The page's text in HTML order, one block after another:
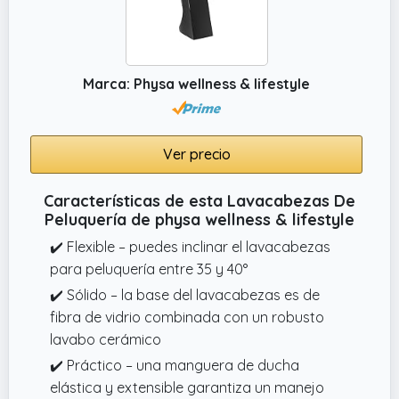
✔️ CUBA BASCULANTE DE CERÁMICA: Su cuba
de cerámica ajustable facilita el trabajo del
estilista, permitiendo encontrar la mejor
posición para cada cliente. Además, el
evacuación rápida del agua, manteniendo la
higiene y evitando obstrucciones.
Marca: Physa wellness & lifestyle
Ver precio
Características de esta Lavacabezas De
Peluquería de physa wellness & lifestyle
✔️ Flexible – puedes inclinar el lavacabezas
para peluquería entre 35 y 40°
✔️ Sólido – la base del lavacabezas es de
fibra de vidrio combinada con un robusto
lavabo cerámico
✔️ Práctico – una manguera de ducha
elástica y extensible garantiza un manejo